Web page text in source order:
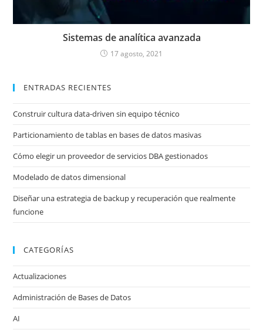
Sistemas de analítica avanzada
17 agosto, 2021
ENTRADAS RECIENTES
Construir cultura data-driven sin equipo técnico
Particionamiento de tablas en bases de datos masivas
Cómo elegir un proveedor de servicios DBA gestionados
Modelado de datos dimensional
Diseñar una estrategia de backup y recuperación que realmente
funcione
CATEGORÍAS
Actualizaciones
Administración de Bases de Datos
AI